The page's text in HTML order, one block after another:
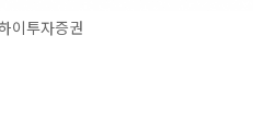
이투자증권